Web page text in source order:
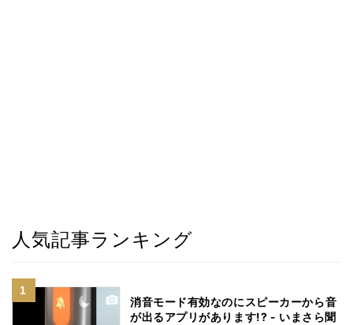
人気記事ランキング
消音モード有効なのにスピーカーから音
が出るアプリがあります!? - いまさら聞